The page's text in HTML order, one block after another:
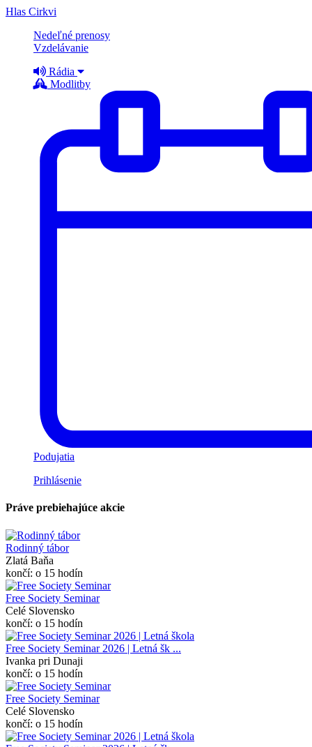
Hlas Cirkvi
Nedeľné prenosy
Vzdelávanie
Rádia
Modlitby
Podujatia
Prihlásenie
Práve prebiehajúce akcie
Rodinný tábor
Zlatá Baňa
končí: o 15 hodín
Free Society Seminar
Celé Slovensko
končí: o 15 hodín
Free Society Seminar 2026 | Letná šk ...
Ivanka pri Dunaji
končí: o 15 hodín
Free Society Seminar
Celé Slovensko
končí: o 15 hodín